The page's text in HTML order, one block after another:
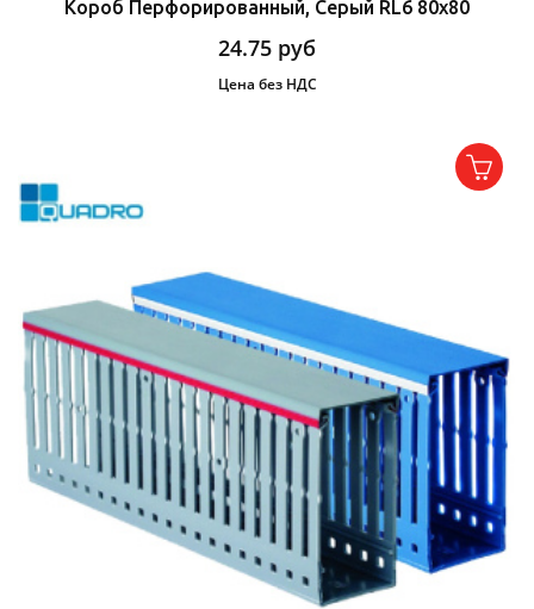
Короб Перфорированный, Серый RL6 80x80
24.75 руб
Цена без НДС